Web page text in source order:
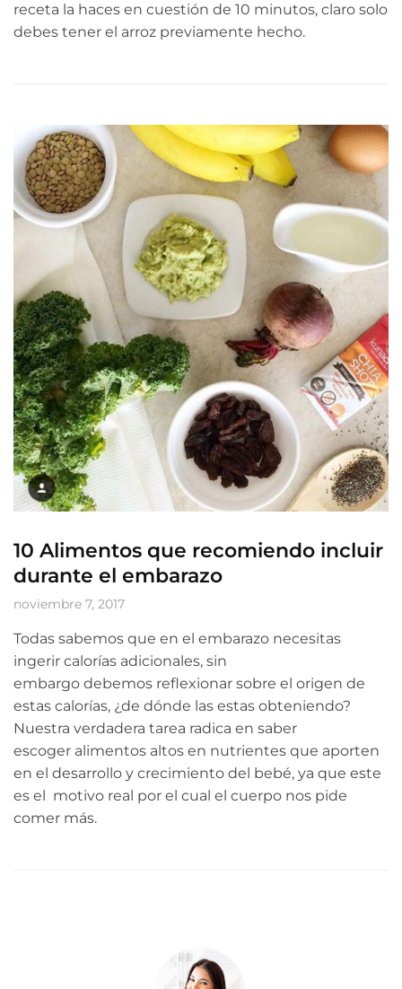
receta la haces en cuestión de 10 minutos, claro solo
debes tener el arroz previamente hecho.
10 Alimentos que recomiendo incluir
durante el embarazo
noviembre 7, 2017
Todas sabemos que en el embarazo necesitas
ingerir calorías adicionales, sin
embargo debemos reflexionar sobre el origen de
estas calorías, ¿de dónde las estas obteniendo?
Nuestra verdadera tarea radica en saber
escoger alimentos altos en nutrientes que aporten
en el desarrollo y crecimiento del bebé, ya que este
es el motivo real por el cual el cuerpo nos pide
comer más.